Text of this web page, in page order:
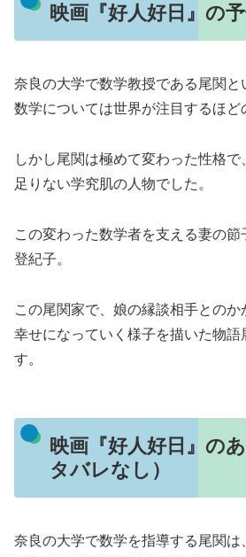
映画『好人好日』の
奈良の大学で数学教授である尾関と
数学については世界が注目するほど
しかし尾関は極めて変わった性格
足りない学究肌の人物でした。
この変わった数学者を支える妻の
登紀子。
この尾関家で、娘の縁談相手との
幸せになっていく様子を描いた物語
す。
映画『好人好日』の
タバレなし）
奈良の大学で数学を指導する尾関